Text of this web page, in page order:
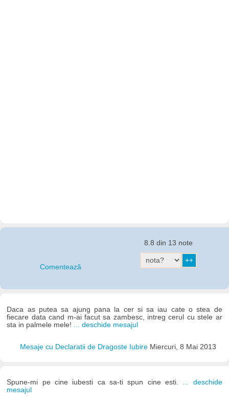
Comentează
8.8 din 13 note
Daca as putea sa ajung pana la cer si sa iau cate o stea de
fiecare data cand m-ai facut sa zambesc, intreg cerul cu stele ar
sta in palmele mele! ... deschide mesajul
Mesaje cu Declaratii de Dragoste Iubire Miercuri, 8 Mai 2013
Spune-mi pe cine iubesti ca sa-ti spun cine esti. ... deschide
mesajul